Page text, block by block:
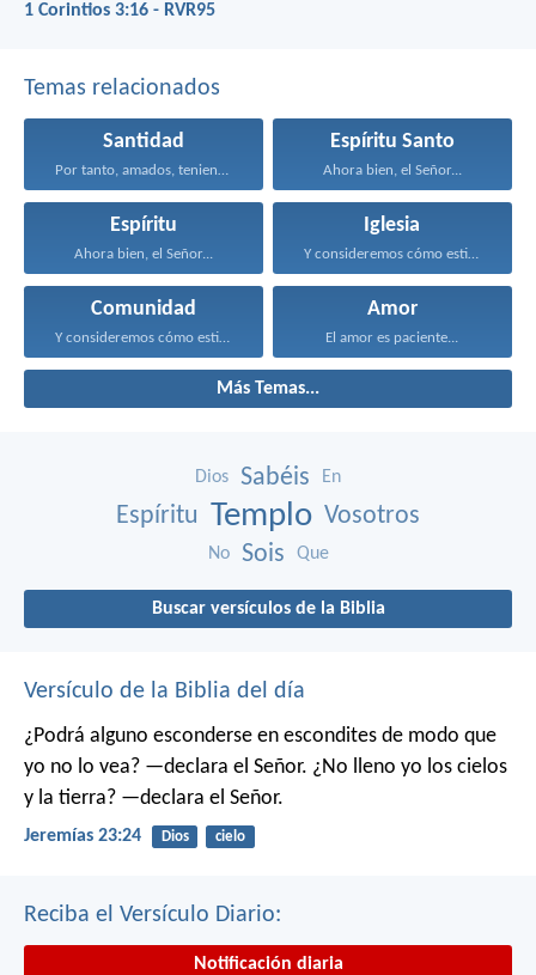
1 Corintios 3:16 - RVR95
Temas relacionados
Santidad
Por tanto, amados, teniendo...
Espíritu Santo
Ahora bien, el Señor...
Espíritu
Ahora bien, el Señor...
Iglesia
Y consideremos cómo estimularnos...
Comunidad
Y consideremos cómo estimularnos...
Amor
El amor es paciente...
Más Temas...
Dios Sabéis En
Espíritu Templo Vosotros
No Sois Que
Buscar versículos de la Biblia
Versículo de la Biblia del día
¿Podrá alguno esconderse en escondites de modo que
yo no lo vea? —declara el Señor. ¿No lleno yo los cielos
y la tierra? —declara el Señor.
Jeremías 23:24 Dios cielo
Reciba el Versículo Diario:
Notificación diaria